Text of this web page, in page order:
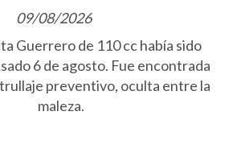
09/08/2026
Guerrero de 110 cc había sido
6 de agosto. Fue encontrada
preventivo, oculta entre la
maleza.